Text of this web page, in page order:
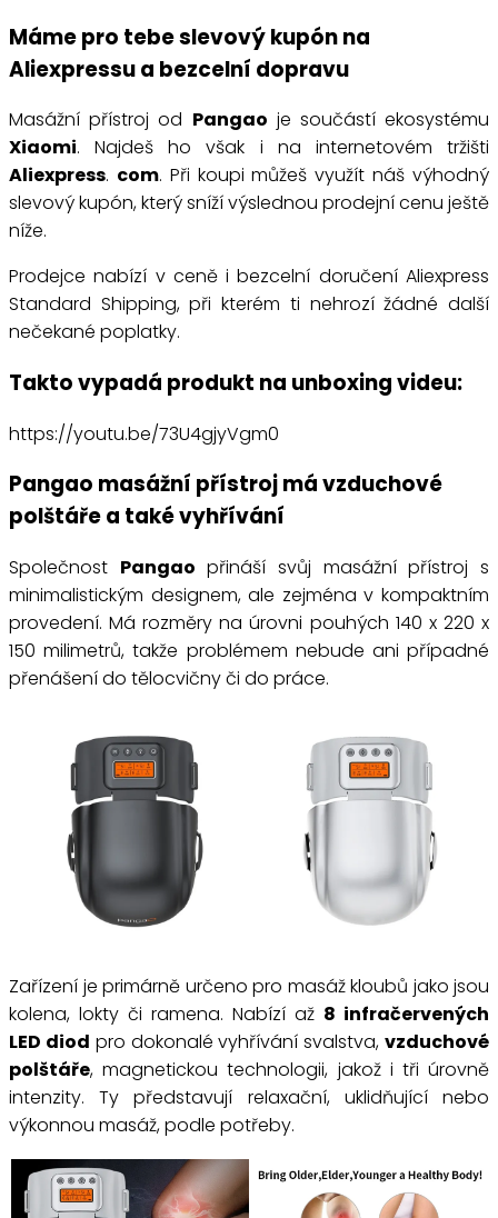
Máme pro tebe slevový kupón na
Aliexpressu a bezcelní dopravu
Masážní přístroj od Pangao je součástí ekosystému
Xiaomi. Najdeš ho však i na internetovém tržišti
Aliexpress. com. Při koupi můžeš využít náš výhodný
slevový kupón, který sníží výslednou prodejní cenu ještě
níže.
Prodejce nabízí v ceně i bezcelní doručení Aliexpress
Standard Shipping, při kterém ti nehrozí žádné další
nečekané poplatky.
Takto vypadá produkt na unboxing videu:
https://youtu.be/73U4gjyVgm0
Pangao masážní přístroj má vzduchové
polštáře a také vyhřívání
Společnost Pangao přináší svůj masážní přístroj s
minimalistickým designem, ale zejména v kompaktním
provedení. Má rozměry na úrovni pouhých 140 x 220 x
150 milimetrů, takže problémem nebude ani případné
přenášení do tělocvičny či do práce.
Zařízení je primárně určeno pro masáž kloubů jako jsou
kolena, lokty či ramena. Nabízí až 8 infračervených
LED diod pro dokonalé vyhřívání svalstva,vzduchové
polštáře, magnetickou technologii, jakož i tři úrovně
intenzity. Ty představují relaxační, uklidňující nebo
výkonnou masáž, podle potřeby.